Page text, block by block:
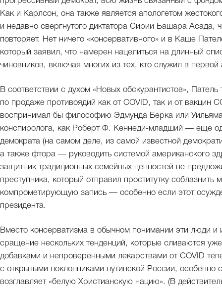
Как и Карлсон, она также является апологетом
и недавно свергнутого диктатора Сирии Башара Асада,
повторяет. Нет ничего «консервативного» и в Каше
который заявил, что намерен нацелиться на длинный
чиновников, включая многих из тех, кто служил в
В соответствии с духом «Новых обскурантистов»,
по продаже противоядий как от COVID, так и от вакцин
воспринимал бы философию Эдмунда Берка или
конспиролога, как Роберт Ф. Кеннеди-младший — еще
демократа (на самом деле, из самой известной
а также фтора — руководить системой американского
защитник традиционных семейных ценностей не
преступника, который отправил проститутку соблазнить
компрометирующую запись — особенно если этот
президента.
Вместо консерватизма в обычном понимании эти люди и
сращение нескольких тенденций, которые сливаются
добавками и непроверенными лекарствами от COVID
с открытыми поклонниками путинской России, особенно
возглавляет «белую Христианскую нацию». (В